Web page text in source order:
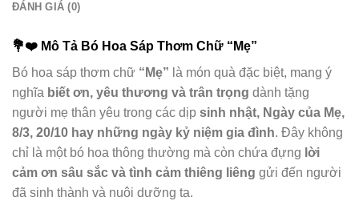
ĐÁNH GIÁ (0)
💐❤️ Mô Tả Bó Hoa Sáp Thơm Chữ “Mẹ”
Bó hoa sáp thơm chữ “Mẹ” là món quà đặc biệt, mang ý
nghĩa biết ơn, yêu thương và trân trọng dành tặng
người mẹ thân yêu trong các dịp sinh nhật, Ngày của Mẹ,
8/3, 20/10 hay những ngày kỷ niệm gia đình. Đây không
chỉ là một bó hoa thông thường mà còn chứa đựng lời
cảm ơn sâu sắc và tình cảm thiêng liêng gửi đến người
đã sinh thành và nuôi dưỡng ta.